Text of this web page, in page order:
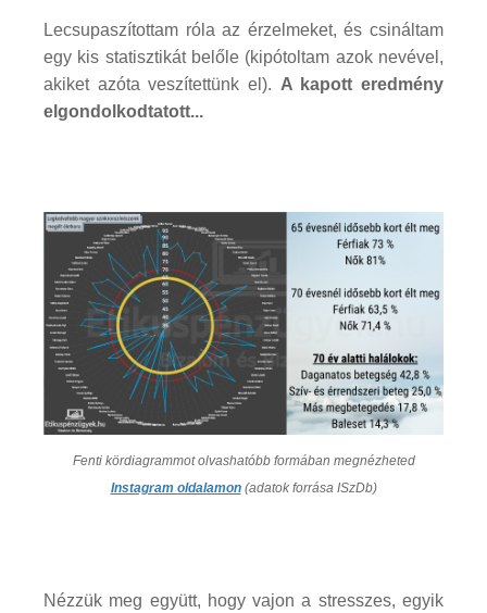
Lecsupaszítottam róla az érzelmeket, és csináltam
egy kis statisztikát belőle (kipótoltam azok nevével,
akiket azóta veszítettünk el). A kapott eredmény
elgondolkodtatott...
Fenti kördiagrammot olvashatóbb formában megnézheted
Instagram oldalamon(adatok forrása ISzDb)
Nézzük meg együtt, hogy vajon a stresszes, egyik